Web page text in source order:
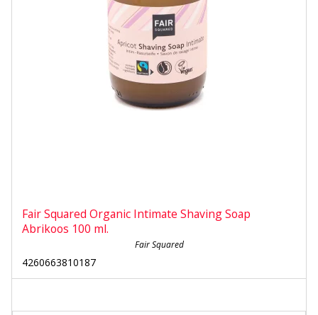
Fair Squared Organic Intimate Shaving Soap
Abrikoos 100 ml.
Fair Squared
4260663810187